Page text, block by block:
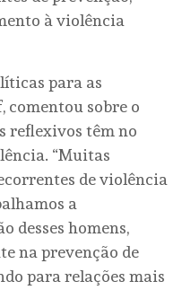
à violência
para as
comentou sobre o
reflexivos têm no
“Muitas
de violência
a
desses homens,
na prevenção de
para relações mais